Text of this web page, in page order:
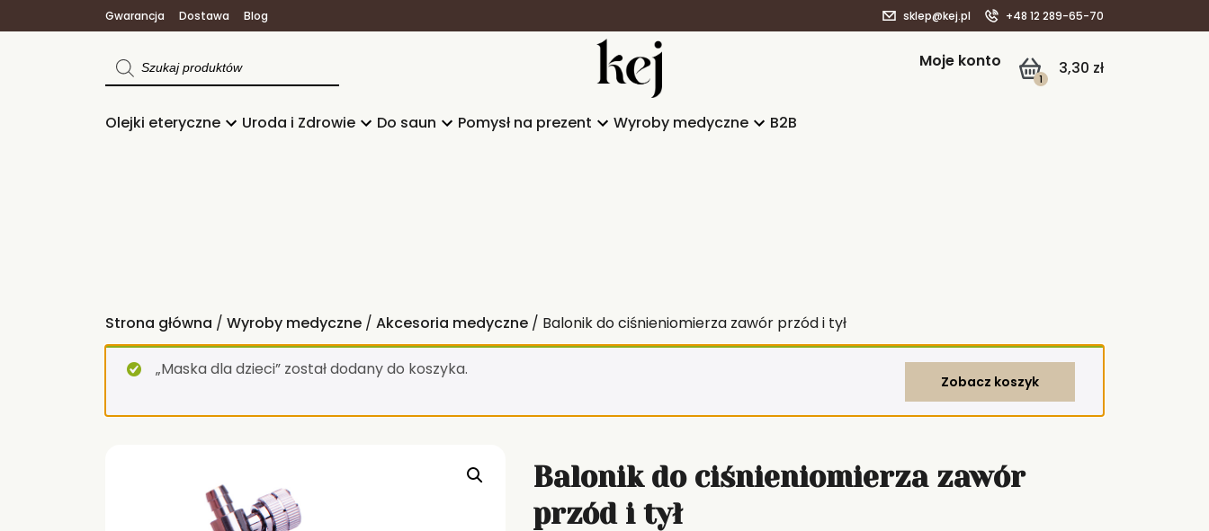
Gwarancja Dostawa Blog sklep@kej.pl +48 12 289-65-70
Wyszukiwarka
produktów
Moje konto
1
3,30 zł
Olejki eteryczne Uroda i Zdrowie Do saun Pomysł na prezent Wyroby medyczne B2B
Strona główna / Wyroby medyczne / Akcesoria medyczne / Balonik do ciśnieniomierza zawór przód i tył
„Maska dla dzieci” został dodany do koszyka.
Zobacz koszyk
Balonik do ciśnieniomierza zawór
przód i tył